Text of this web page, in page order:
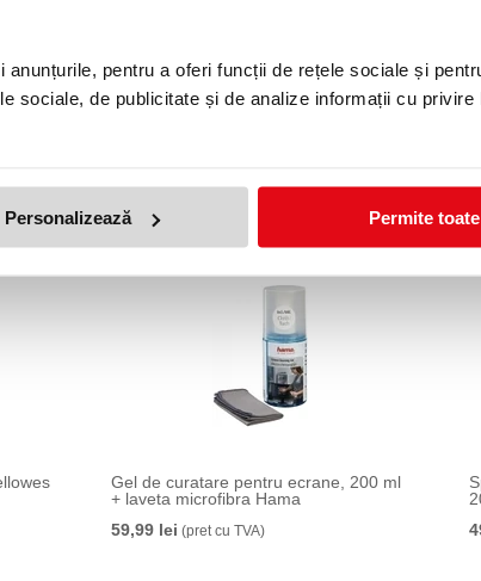
pentru a oferi funcții de rețele sociale și
sociale, de publicitate și de analize informații cu privire
Personalizează Permite toate
Gel de curatare pentru ecrane, 200 ml
+ laveta microfibra Hama
59,99 lei (pret cu TVA)